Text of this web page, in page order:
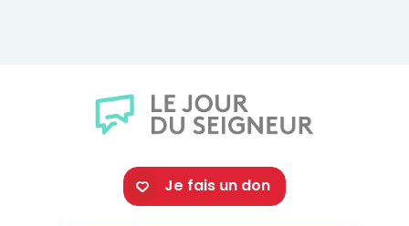
Je fais un don